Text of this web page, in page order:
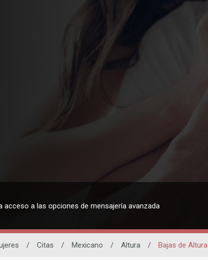
acceso a las opciones de mensajería avanzada
/ Citas / Mexicano / Altura / Bajas de Altura